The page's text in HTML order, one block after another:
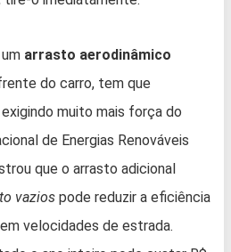
arrasto aerodinâmico
do carro, tem que
muito mais força do
de Energias Renováveis
que o arrasto adicional
vazios pode reduzir a eficiência
em velocidades de estrada.